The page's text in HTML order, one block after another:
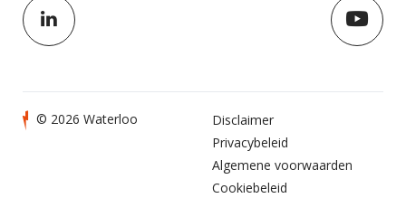
© 2026 Waterloo
Disclaimer
Privacybeleid
Algemene voorwaarden
Cookiebeleid